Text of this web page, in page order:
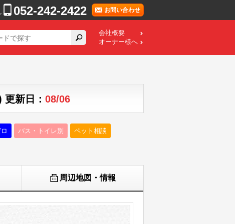
052-242-2422 お問い合わせ
会社概要
オーナー様へ
更新日： 08/06
バス・トイレ別 ペット相談
周辺地図・情報